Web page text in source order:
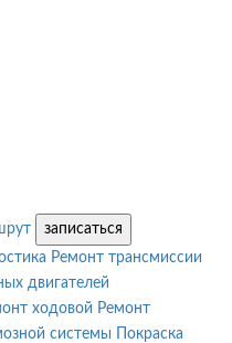
записаться
Ремонт трансмиссии
двигателей
ходовой Ремонт
системы
Покраска